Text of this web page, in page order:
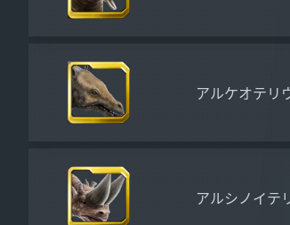
アルケオテリ
アルシノイテ